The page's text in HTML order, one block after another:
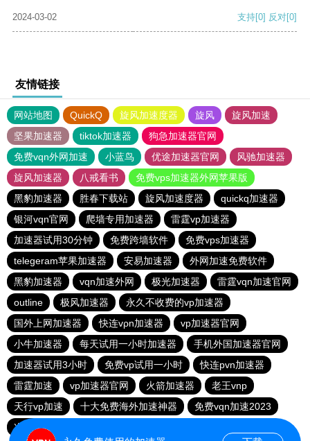
2024-03-02 支持[0] 反对[0]
友情链接
网站地图 QuickQ 旋风加速度器 旋风
旋风加速
坚果加速器
tiktok加速器
狗急加速器官网
免费vqn外网加速
小蓝鸟 优途加速器官网
风驰加速器
旋风加速器
八戒看书
免费vps加速器外网苹果版
黑豹加速器
胜春下载站 旋风加速度器
quickq加速器
银河vqn官网
爬墙专用加速器
雷霆vp加速器
加速器试用30分钟
免费跨墙软件
免费vps加速器
telegeram苹果加速器
安易加速器
外网加速免费软件
黑豹加速器
vqn加速外网 极光加速器
雷霆vqn加速官网
outline
极风加速器
永久不收费的vp加速器
国外上网加速器
快连vρn加速器
vp加速器官网
小牛加速器
每天试用一小时加速器
手机外国加速器官网
加速器试用3小时
免费vp试用一小时
快连pvn加速器
雷霆加速
vp加速器官网 火箭加速器
老王vnp
天行vp加速
十大免费海外加速神器
免费vqn加速2023
次玩下载站